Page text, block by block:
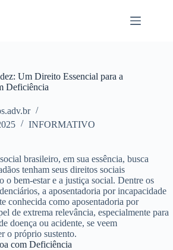
Um Direito Essencial para a
Deficiência
INFORMATIVO
brasileiro, em sua essência, busca
tenham seus direitos sociais
o bem-estar e a justiça social. Dentre os
a aposentadoria por incapacidade
conhecida como aposentadoria por
de extrema relevância, especialmente para
doença ou acidente, se veem
o próprio sustento.
com Deficiência